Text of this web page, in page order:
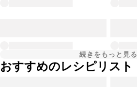
続きをもっと見る
おすすめのレシピリスト